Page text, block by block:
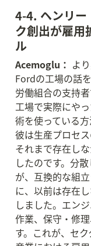
4-4. ヘンリ
ク創出が雇用
ル
Acemoglu： よ
Fordの工場の話
労働組合の支持
工場で実際にや
術を使っている
彼は生産プロセ
それまで存在し
したのです。分
が、互換的な組
に、以前は存在
しました。エン
作業、保守・修
す。これが、セ